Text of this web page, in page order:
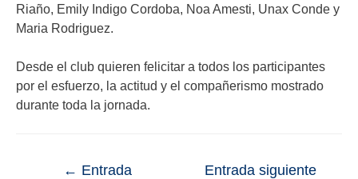
Riaño, Emily Indigo Cordoba, Noa Amesti, Unax Conde y
Maria Rodriguez.
Desde el club quieren felicitar a todos los participantes
por el esfuerzo, la actitud y el compañerismo mostrado
durante toda la jornada.
← Entrada
Entrada siguiente